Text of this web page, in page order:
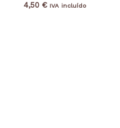
4,50 € IVA incluído